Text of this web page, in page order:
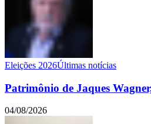
Eleições 2026Últimas notícias
Patrimônio de Jaques
04/08/2026